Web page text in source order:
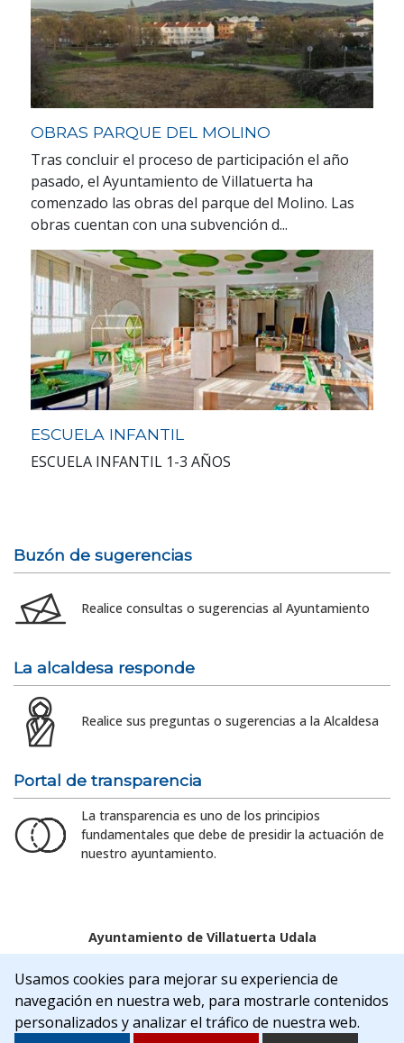
OBRAS PARQUE DEL MOLINO
Tras concluir el proceso de participación el año
pasado, el Ayuntamiento de Villatuerta ha
comenzado las obras del parque del Molino. Las
obras cuentan con una subvención d...
ESCUELA INFANTIL
ESCUELA INFANTIL 1-3 AÑOS
Buzón de sugerencias
Realice consultas o sugerencias al Ayuntamiento
La alcaldesa responde
Realice sus preguntas o sugerencias a la Alcaldesa
Portal de transparencia
La transparencia es uno de los principios
fundamentales que debe de presidir la actuación de
nuestro ayuntamiento.
Ayuntamiento de Villatuerta Udala
Aviso de privacidad
C/Rua Nueva, 22 | 31132 | Villatuerta (NAVARRA)
Tel. 948 541175
alcaldia@villatuerta.es
Usamos cookies para mejorar su experiencia de
navegación en nuestra web, para mostrarle contenidos
personalizados y analizar el tráfico de nuestra web.